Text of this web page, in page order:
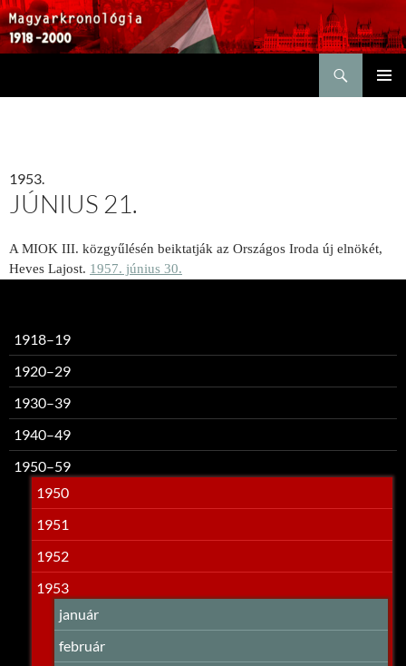
1953.
JÚNIUS 21.
A MIOK III. közgyűlésén beiktatják az Országos Iroda új elnökét,
Heves Lajost. 1957. június 30.
1918–19
1920–29
1930–39
1940–49
1950–59
1950
1951
1952
1953
január
február